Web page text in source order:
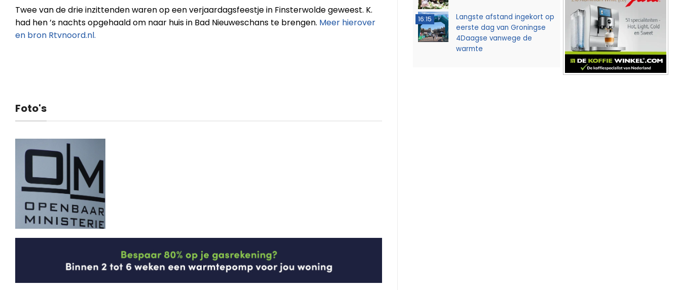
Twee van de drie inzittenden waren op een verjaardagsfeestje in Finsterwolde geweest. K.
had hen ’s nachts opgehaald om naar huis in Bad Nieuweschans te brengen. Meer hierover
en bron Rtvnoord.nl.
Foto's
16:15
Langste afstand ingekort op
eerste dag van Groningse
4Daagse vanwege de
warmte